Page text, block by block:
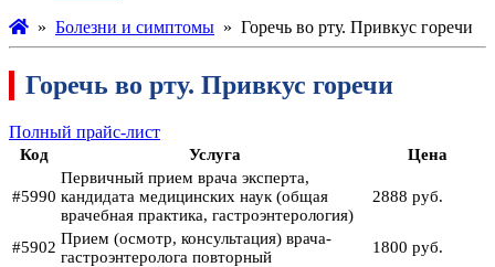
» Болезни и симптомы » Горечь во рту. Привкус горечи
Горечь во рту. Привкус горечи
Полный прайс-лист
Код Услуга Цена
#5990
Первичный прием врача эксперта,
кандидата медицинских наук (общая
врачебная практика, гастроэнтерология)
2888 руб.
#5902 Прием (осмотр, консультация) врача-
гастроэнтеролога повторный
1800 руб.